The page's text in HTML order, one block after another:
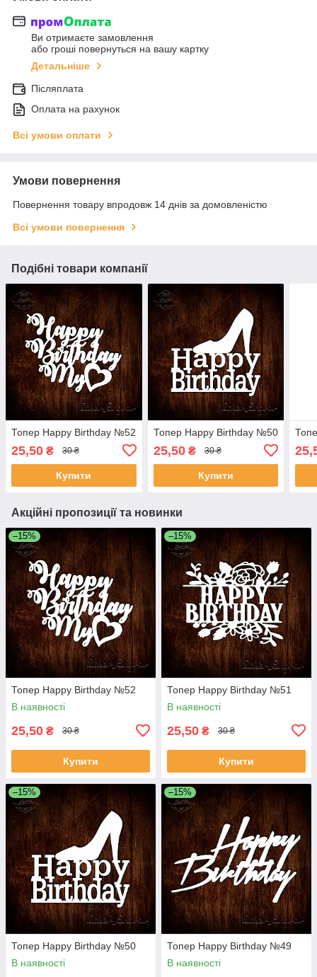
Ви отримаєте замовлення
або гроші повернуться на вашу картку
Детальніше
Післяплата
Оплата на рахунок
Всі умови оплати
Умови повернення
Повернення товару впродовж 14 днів за домовленістю
Всі умови повернення
Подібні товари компанії
Топер Happy Birthday №52
25,50 ₴ 30 ₴
Купити
Топер Happy Birthday №50
25,50₴ 30 ₴
Купити
Акційні пропозиції та новинки
–15%
Топер Happy Birthday №52
В наявності
25,50 ₴ 30 ₴
Купити
–15%
Топер Happy Birthday №51
В наявності
25,50 ₴ 30 ₴
Купити
–15%
Топер Happy Birthday №50
В наявності
–15%
Топер Happy Birthday №49
В наявності